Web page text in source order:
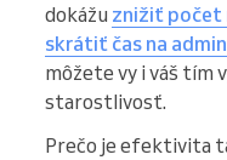
dokážu znižiť počet
skrátiť čas na
môžete vy i váš tím
starostlivosť.
Prečo je efektivita